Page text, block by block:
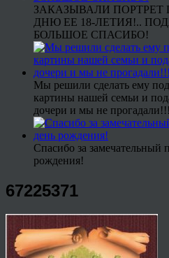
ЗАКАЗЫВАЛИ
ДНЮ ЕЕ 18-ЛЕТИЯ!..
БОЛЬШОЕ СПАСИБО!
Мы решили сделать ему
картины нашей семьи и
дочери и мы не прогадали!!!
Спасибо за замечательный
рождения!
67225371